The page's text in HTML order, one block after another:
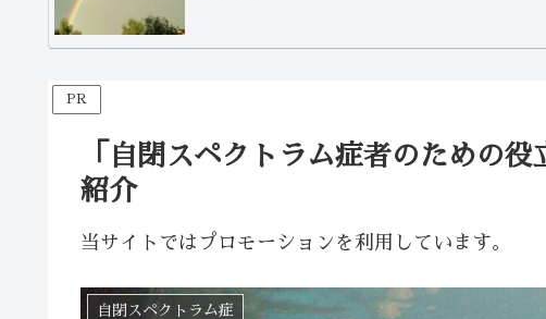
PR
「自閉スペクトラム症者のための
紹介
当サイトではプロモーションを利用しています。
自閉スペクトラム症